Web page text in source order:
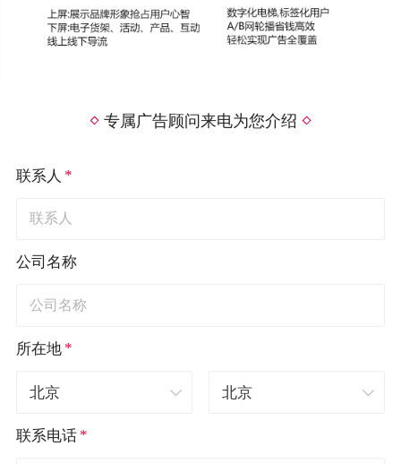
专属广告顾问来电为您介绍
联系人 *
公司名称
所在地 *
联系电话 *